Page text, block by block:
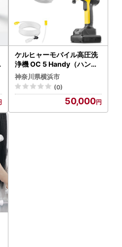
ケルヒャーモバイル高圧洗
浄機 OC 5 Handy（ハンデ
ィジェット） APV0006
神奈川県横浜市
(0)
50,000